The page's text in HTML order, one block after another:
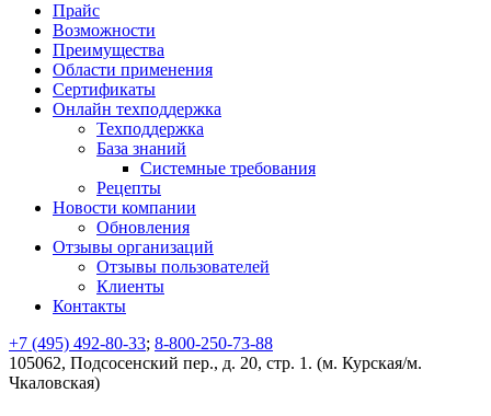
Прайс
Возможности
Преимущества
Области применения
Сертификаты
Онлайн техподдержка
Техподдержка
База знаний
Системные требования
Рецепты
Новости компании
Обновления
Отзывы организаций
Отзывы пользователей
Клиенты
Контакты
+7 (495) 492-80-33; 8-800-250-73-88
105062, Подсосенский пер., д. 20, стр. 1. (м. Курская/м.
Чкаловская)